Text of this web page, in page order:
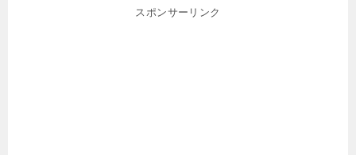
スポンサーリンク